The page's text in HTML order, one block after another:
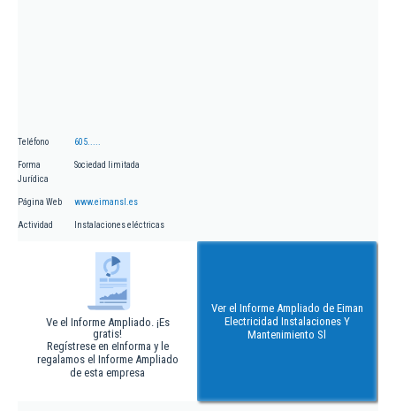
Teléfono 605.....
Forma
Jurídica
Sociedad limitada
Página Web www.eimansl.es
Actividad Instalaciones eléctricas
Ve el Informe Ampliado. ¡Es
gratis!
Regístrese en eInforma y le
regalamos el Informe Ampliado
de esta empresa
Ver el Informe Ampliado de Eiman
Electricidad Instalaciones Y
Mantenimiento Sl